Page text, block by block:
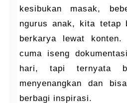
kesibukan masak,
ngurus anak, kita tetap
berkarya lewat konten.
cuma iseng
hari, tapi ternyata
menyenangkan dan
berbagi inspirasi.